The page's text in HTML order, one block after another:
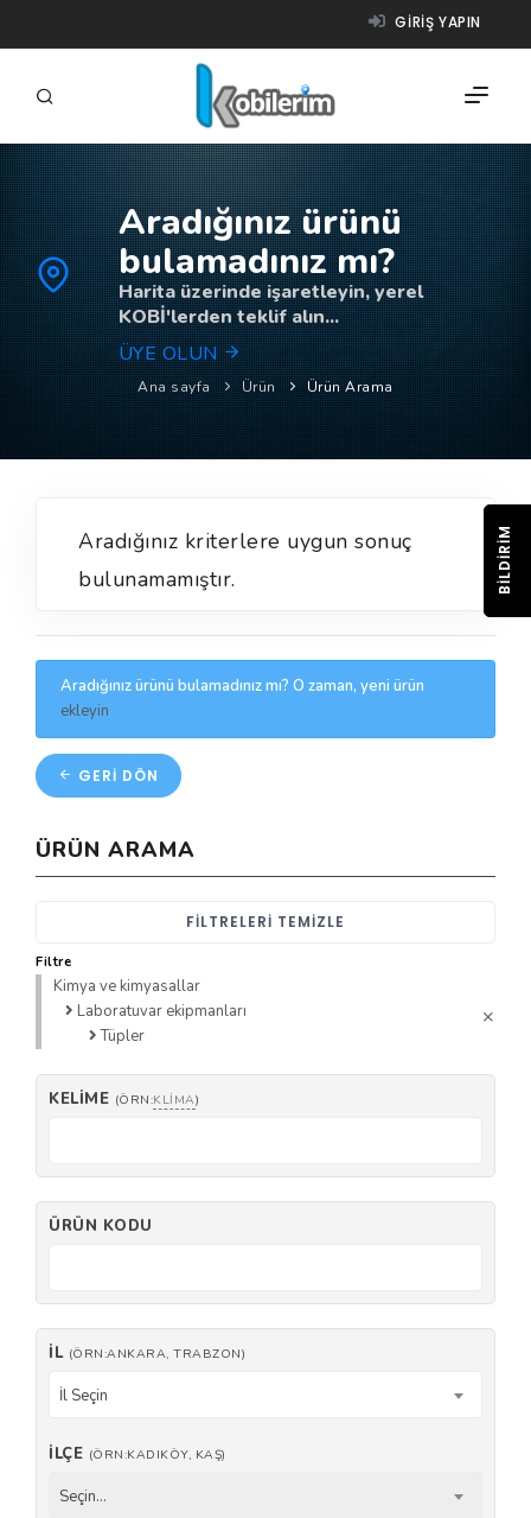
GIRIŞ YAPIN
FIRMALAR
ÜRÜNLER
NASIL ÇALIŞIR?
YARDIM
Aradığınız ürünü
bulamadınız mı?
Harita üzerinde işaretleyin, yerel
KOBİ'lerden teklif alın...
ÜYE OLUN
Ana sayfa Ürün Ürün Arama
Aradığınız kriterlere uygun sonuç
bulunamamıştır.
Aradığınız ürünü bulamadınız mı? O zaman, yeni ürün
ekleyin
GERI DÖN
ÜRÜN ARAMA
FILTRELERI TEMIZLE
Filtre
Kimya ve kimyasallar
Laboratuvar ekipmanları
Tüpler
KELIME (ÖRN:KLIMA)
ÜRÜN KODU
İL (ÖRN:ANKARA, TRABZON)
İl Seçin
İLÇE (ÖRN:KADIKÖY, KAŞ)
Seçin...
BILDIRIM